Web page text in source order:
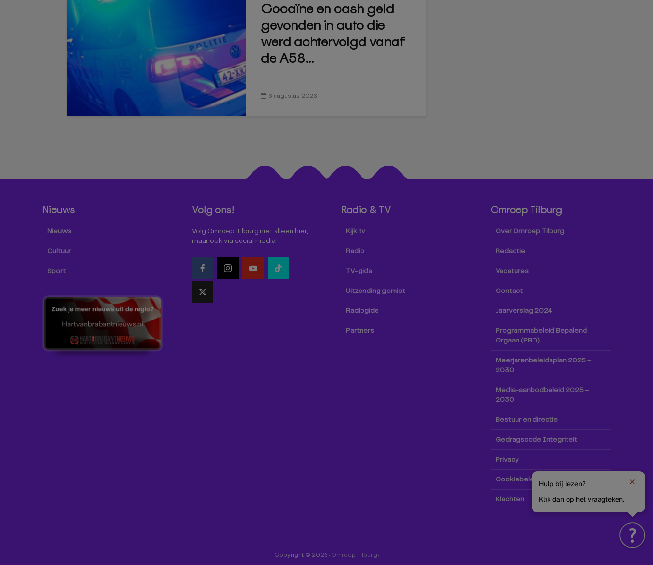
Cocaïne en cash geld
gevonden in auto die
werd achtervolgd vanaf
de A58...
6 augustus 2026
Nieuws
Nieuws
Cultuur
Sport
Volg ons!
Volg Omroep Tilburg niet alleen hier,
maar ook via social media!
Radio & TV
Kijk tv
Radio
TV-gids
Uitzending gemist
Radiogids
Partners
Omroep Tilburg
Over Omroep Tilburg
Redactie
Vacatures
Contact
Jaarverslag 2024
Programmabeleid Bepalend
Orgaan (PBO)
Meerjarenbeleidsplan 2025 –
2030
Media-aanbodbeleid 2025 –
2030
Bestuur en directie
Gedragscode Integriteit
Privacy
Cookiebeleid
Klachten
Copyright © 2026 · Omroep Tilburg ·
Hulp bij lezen?
Klik dan op het vraagteken.